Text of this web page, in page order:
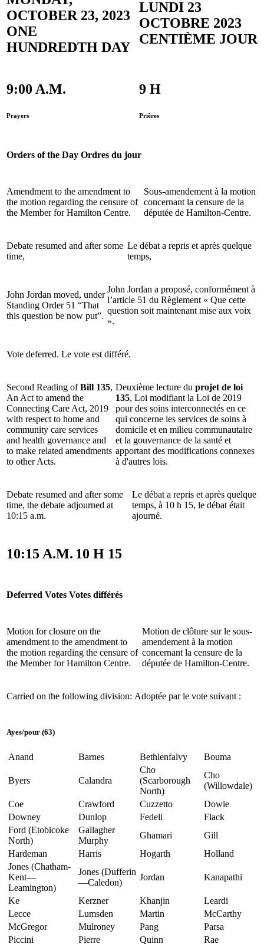
OCTOBER 23, 2023
ONE
HUNDREDTH DAY
LUNDI 23
OCTOBRE 2023
CENTIÈME JOUR
9:00 A.M.
Prayers
9 H
Prières
Orders of the Day Ordres du jour
Amendment to the amendment to
the motion regarding the censure of
the Member for Hamilton Centre.
Sous-amendement à la motion
concernant la censure de la
députée de Hamilton-Centre.
Debate resumed and after some
time,
Le débat a repris et après quelque
temps,
John Jordan moved, under
Standing Order 51 “That
this question be now put”.
John Jordan a proposé, conformément à
l’article 51 du Règlement « Que cette
question soit maintenant mise aux voix
».
Vote deferred. Le vote est différé.
Second Reading ofBill 135,
An Act to amend the
Connecting Care Act, 2019
with respect to home and
community care services
and health governance and
to make related amendments
to other Acts.
Deuxième lecture du projet de loi
135, Loi modifiant la Loi de 2019
pour des soins interconnectés en ce
qui concerne les services de soins à
domicile et en milieu communautaire
et la gouvernance de la santé et
apportant des modifications connexes
à d'autres lois.
Debate resumed and after some
time, the debate adjourned at
10:15 a.m.
Le débat a repris et après quelque
temps, à 10 h 15, le débat était
ajourné.
10:15 A.M. 10 H 15
Deferred Votes Votes différés
Motion for closure on the
amendment to the amendment to
the motion regarding the censure of
the Member for Hamilton Centre.
Motion de clôture sur le sous-
amendement à la motion
concernant la censure de la
députée de Hamilton-Centre.
Carried on the following division: Adoptée par le vote suivant :
Ayes/pour (63)
Anand Barnes Bethlenfalvy Bouma
Byers Calandra
Cho
(Scarborough
North)
Cho
(Willowdale)
Coe
Crawford Cuzzetto
Dowie
Downey
Dunlop Fedeli
Flack
Ford (Etobicoke
North)
Gallagher
Murphy
Ghamari
Gill
Hardeman
Harris Hogarth
Holland
Jones (Chatham-
Kent—
Leamington)
Jones (Dufferin
—Caledon)
Jordan Kanapathi
Ke Kerzner Khanjin
Leardi
Lecce
Lumsden Martin
McCarthy
McGregor
Mulroney Pang
Parsa
Piccini
Pierre Quinn
Rae